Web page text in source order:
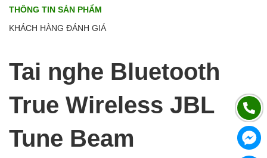
THÔNG TIN SẢN PHẨM
KHÁCH HÀNG ĐÁNH GIÁ
Tai nghe Bluetooth
True Wireless JBL
Tune Beam